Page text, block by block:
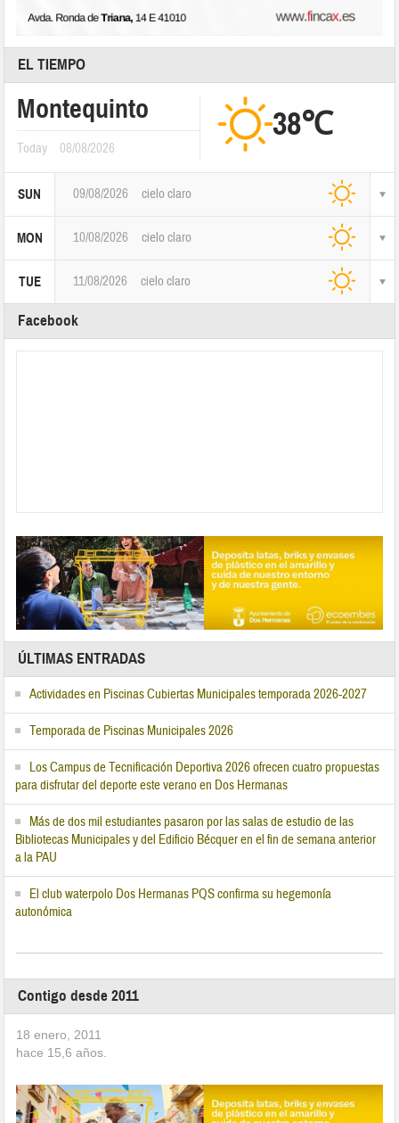
EL TIEMPO
Montequinto
Today 08/08/2026
38℃
SUN 09/08/2026 cielo claro
MON 10/08/2026 cielo claro
TUE 11/08/2026 cielo claro
Facebook
ÚLTIMAS ENTRADAS
Actividades en Piscinas Cubiertas Municipales temporada 2026-2027
Temporada de Piscinas Municipales 2026
Los Campus de Tecnificación Deportiva 2026 ofrecen cuatro propuestas
para disfrutar del deporte este verano en Dos Hermanas
Más de dos mil estudiantes pasaron por las salas de estudio de las
Bibliotecas Municipales y del Edificio Bécquer en el fin de semana anterior
a la PAU
El club waterpolo Dos Hermanas PQS confirma su hegemonía
autonómica
Contigo desde 2011
18 enero, 2011
hace 15,6 años.